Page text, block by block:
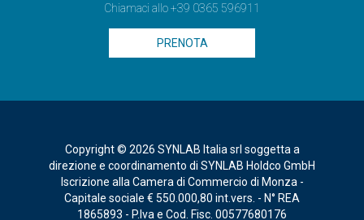
Chiamaci allo +39 0365 596911
PRENOTA
Copyright © 2026 SYNLAB Italia srl soggetta a
direzione e coordinamento di SYNLAB Holdco GmbH
Iscrizione alla Camera di Commercio di Monza -
Capitale sociale € 550.000,80 int.vers. - N° REA
1865893 - P.Iva e Cod. Fisc. 00577680176